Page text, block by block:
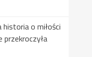
historia o miłości